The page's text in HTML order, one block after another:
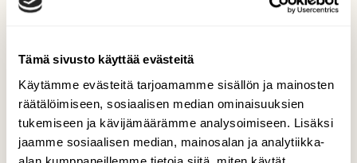
Tämä sivusto käyttää evästeitä
Käytämme evästeitä tarjoamamme sisällön ja mainosten
räätälöimiseen, sosiaalisen median ominaisuuksien
tukemiseen ja kävijämäärämme analysoimiseen. Lisäksi
jaamme sosiaalisen median, mainosalan ja analytiikka-
Kylläinen saukko
Runsaan kala-aterian päätteksi on mukava
tallustella nukkumaan-niin onkohan sillä